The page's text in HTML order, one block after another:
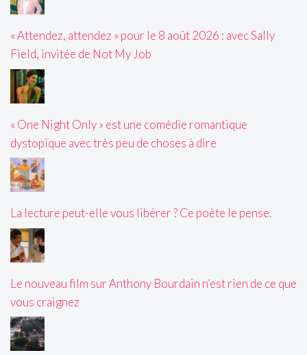
« Attendez, attendez » pour le 8 août 2026 : avec Sally
Field, invitée de Not My Job
« One Night Only » est une comédie romantique
dystopique avec très peu de choses à dire
La lecture peut-elle vous libérer ? Ce poète le pense.
Le nouveau film sur Anthony Bourdain n’est rien de ce que
vous craignez